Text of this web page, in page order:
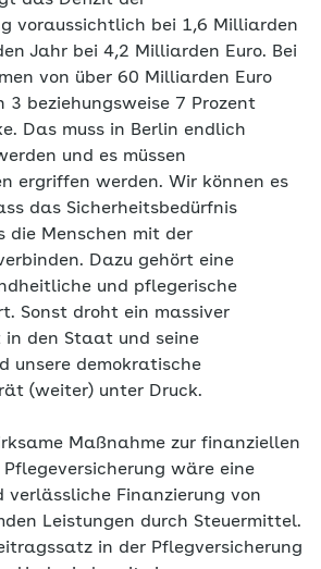
voraussichtlich bei 1,6 Milliarden
Jahr bei 4,2 Milliarden Euro. Bei
von über 60 Milliarden Euro
3 beziehungsweise 7 Prozent
Das muss in Berlin endlich
und es müssen
ergriffen werden. Wir können es
das Sicherheitsbedürfnis
die Menschen mit der
Dazu gehört eine
und pflegerische
Sonst droht ein massiver
in den Staat und seine
unsere demokratische
(weiter) unter Druck.
Maßnahme zur finanziellen
wäre eine
verlässliche Finanzierung von
Leistungen durch Steuermittel.
in der Pflegversicherung